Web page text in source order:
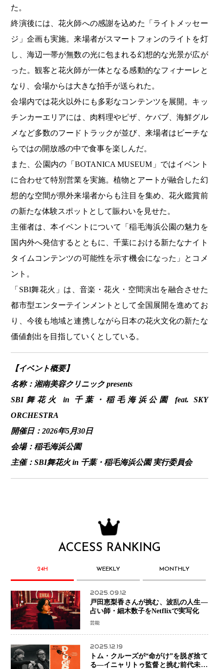
た。
終演後には、花火師への感謝を込めた「ライトメッセー
ジ」企画も実施。来場者がスマートフォンのライトを灯
し、海辺一帯が無数の光に包まれる幻想的な光景が広が
った。観客と花火師が一体となる感動的なフィナーレと
なり、会場からは大きな拍手が送られた。
会場内では花火以外にも多彩なコンテンツを展開。キッ
チンカーエリアには、肉料理やピザ、ケバブ、海鮮グル
メなど多数のフードトラックが並び、来場者はビーチな
らではの開放感の中で食事を楽しんだ。
また、公園内の「BOTANICA MUSEUM」ではイベント
に合わせて特別営業を実施。植物とアートが融合した幻
想的な空間が県外来場者からも注目を集め、花火鑑賞前
の新たな体験スポットとして賑わいを見せた。
主催者は、本イベントについて「稲毛海浜公園の魅力を
国内外へ発信するとともに、千葉における新たなナイト
タイムコンテンツの可能性を示す機会になった」とコメ
ント。
「SBI舞花火」は、音楽・花火・空間演出を融合させた
都市型エンターテインメントとして全国展開を進めてお
り、今後も地域と連携しながら日本の花火文化の新たな
価値創出を目指していくとしている。
【イベント概要】
名称：湘南美容クリニック presents
SBI舞花火 in 千葉・稲毛海浜公園 feat. SKY
ORCHESTRA
開催日：2026年5月30日
会場：稲毛海浜公園
主催：SBI舞花火 in 千葉・稲毛海浜公園 実行委員会
ACCESS RANKING
24H WEEKLY MONTHLY
2025.09.12
戸田恵梨香さんが挑む、波乱の人生―
占い師・細木数子をNetflixで実写化
芸能
2025.12.19
トム・クルーズが“命がけ”を脱ぎ捨て
る―イニャリトゥ監督と挑む前代未聞